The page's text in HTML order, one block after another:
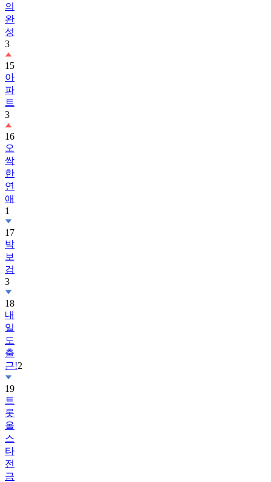
의
완
성
3
15
아
파
트
3
16
오
싹
한
연
애
1
17
박
보
검
3
18
내
일
도
출
근!2
19
트
롯
올
스
타
전
금